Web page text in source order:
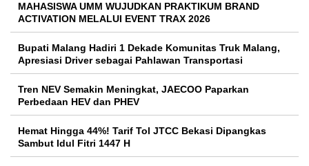
MAHASISWA UMM WUJUDKAN PRAKTIKUM BRAND
ACTIVATION MELALUI EVENT TRAX 2026
Bupati Malang Hadiri 1 Dekade Komunitas Truk Malang,
Apresiasi Driver sebagai Pahlawan Transportasi
Tren NEV Semakin Meningkat, JAECOO Paparkan
Perbedaan HEV dan PHEV
Hemat Hingga 44%! Tarif Tol JTCC Bekasi Dipangkas
Sambut Idul Fitri 1447 H